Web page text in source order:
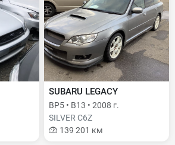
SUBARU LEGACY
BP5 • B13 • 2008 г.
SILVER C6Z
139 201 км